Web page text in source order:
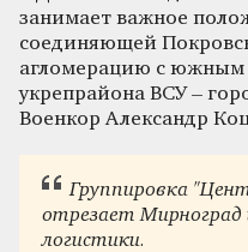
занимает важное
соединяющей
агломерацию с
укрепрайона ВСУ –
Военкор Александр
Группировка
отрезает Мирноград
логистики.